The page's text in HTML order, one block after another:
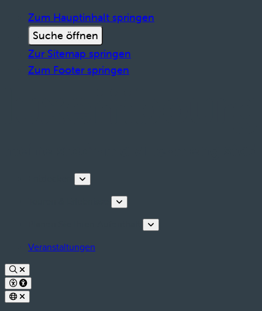
Zum Hauptinhalt springen
Suche öffnen
Zur Sitemap springen
Zum Footer springen
Veranstaltungen